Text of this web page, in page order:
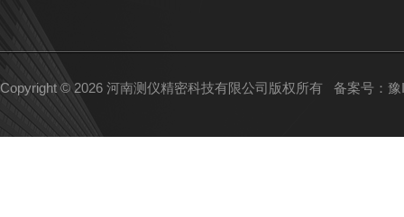
Copyright © 2026 河南测仪精密科技有限公司版权所有 备案号：